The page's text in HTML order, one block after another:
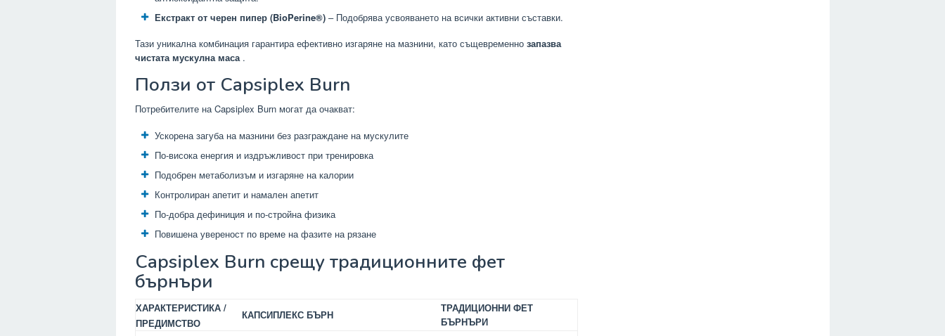
Екстракт от черен пипер (BioPerine®) – Подобрява усвояването на всички активни съставки.
Тази уникална комбинация гарантира ефективно изгаряне на мазнини, като същевременно запазва
чистата мускулна маса .
Ползи от Capsiplex Burn
Потребителите на Capsiplex Burn могат да очакват:
Ускорена загуба на мазнини без разграждане на мускулите
По-висока енергия и издръжливост при тренировка
Подобрен метаболизъм и изгаряне на калории
Контролиран апетит и намален апетит
По-добра дефиниция и по-стройна физика
Повишена увереност по време на фазите на рязане
Capsiplex Burn срещу традиционните фет
бърнъри
ХАРАКТЕРИСТИКА /
ПРЕДИМСТВО
КАПСИПЛЕКС БЪРН
ТРАДИЦИОННИ ФЕТ
БЪРНЪРИ